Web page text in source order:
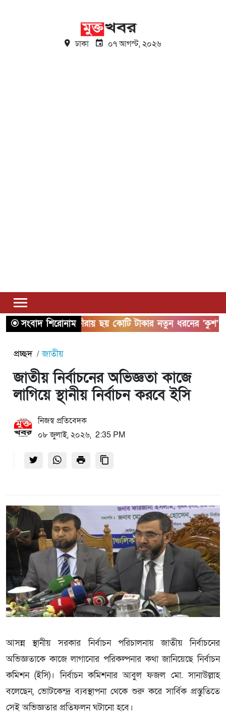
ঢাকা ০৭ আগস্ট, ২০২৬
সংবাদ শিরোনাম
সাতক্ষীরায় ছয় কোটি টাকার নতুন ধরনের ‘কুশ’
প্রচ্ছদ জাতীয়
জাতীয় নির্বাচনের অভিজ্ঞতা কাজে
লাগিয়ে স্থানীয় নির্বাচন করবে ইসি
নিজস্ব প্রতিবেদক
০৮ জুলাই, ২০২৬, 2:35 PM
আসন্ন স্থানীয় সরকার নির্বাচন পরিচালনায় জাতীয় নির্বাচনের
অভিজ্ঞতাকে কাজে লাগানোর পরিকল্পনার কথা জানিয়েছে নির্বাচন
কমিশন (ইসি)। নির্বাচন কমিশনার আবুল ফজল মো. সানাউল্লাহ
বলেছেন, ভোটকেন্দ্র ব্যবস্থাপনা থেকে শুরু করে সার্বিক প্রস্তুতিতে
সেই অভিজ্ঞতার প্রতিফলন ঘটানো হবে।